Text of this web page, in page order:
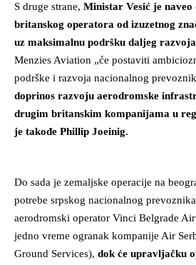
S druge strane, Ministar Vesić je naveo
britanskog operatora od izuzetnog
uz maksimalnu podršku daljeg
Menzies Aviation „će postaviti
podrške i razvoja nacionalnog
doprinos razvoju aerodromske
drugim britanskim kompanijama u
je takođe Phillip Joeinig.
Do sada je zemaljske operacije na
potrebe srpskog nacionalnog
aerodromski operator Vinci Belgrade
jedno vreme ogranak kompanije Air
Ground Services), dok će upravljačku